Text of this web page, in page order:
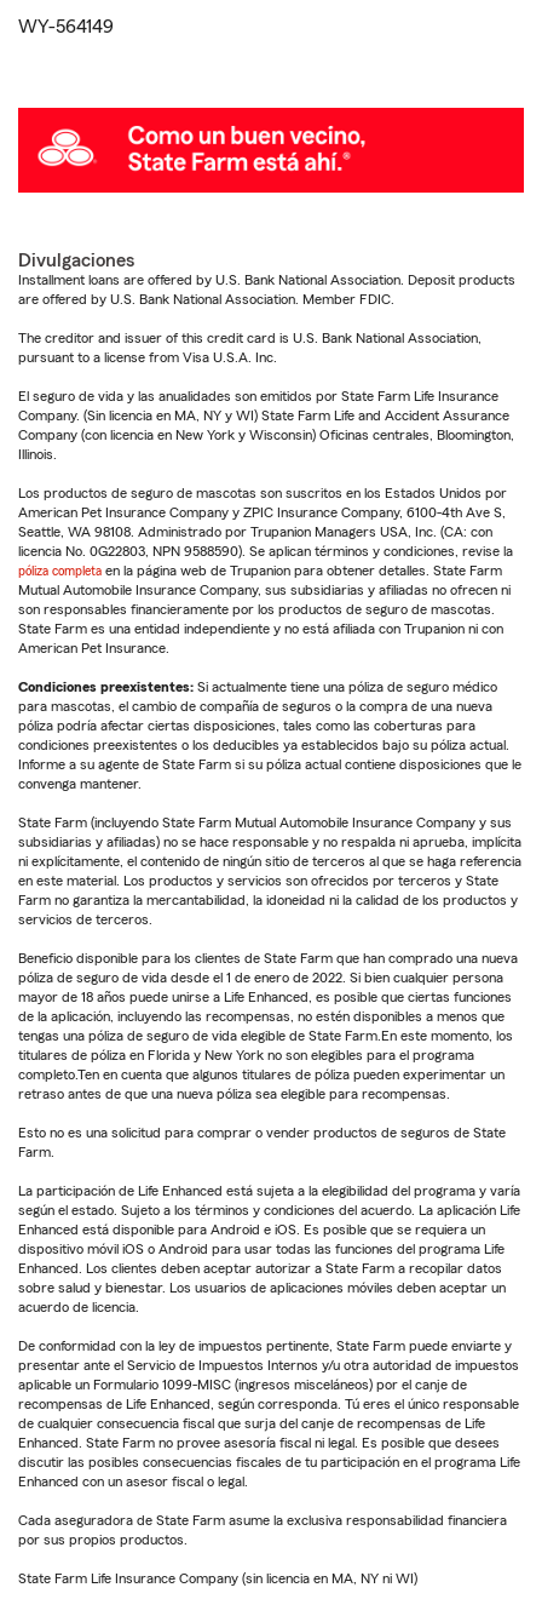
WY-564149
Divulgaciones
Installment loans are offered by U.S. Bank National Association. Deposit products
are offered by U.S. Bank National Association. Member FDIC.
The creditor and issuer of this credit card is U.S. Bank National Association,
pursuant to a license from Visa U.S.A. Inc.
El seguro de vida y las anualidades son emitidos por State Farm Life Insurance
Company. (Sin licencia en MA, NY y WI) State Farm Life and Accident Assurance
Company (con licencia en New York y Wisconsin) Oficinas centrales, Bloomington,
Illinois.
Los productos de seguro de mascotas son suscritos en los Estados Unidos por
American Pet Insurance Company y ZPIC Insurance Company, 6100-4th Ave S,
Seattle, WA 98108. Administrado por Trupanion Managers USA, Inc. (CA: con
licencia No. 0G22803, NPN 9588590). Se aplican términos y condiciones, revise la
póliza completa en la página web de Trupanion para obtener detalles. State Farm
Mutual Automobile Insurance Company, sus subsidiarias y afiliadas no ofrecen ni
son responsables financieramente por los productos de seguro de mascotas.
State Farm es una entidad independiente y no está afiliada con Trupanion ni con
American Pet Insurance.
Condiciones preexistentes: Si actualmente tiene una póliza de seguro médico
para mascotas, el cambio de compañía de seguros o la compra de una nueva
póliza podría afectar ciertas disposiciones, tales como las coberturas para
condiciones preexistentes o los deducibles ya establecidos bajo su póliza actual.
Informe a su agente de State Farm si su póliza actual contiene disposiciones que le
convenga mantener.
State Farm (incluyendo State Farm Mutual Automobile Insurance Company y sus
subsidiarias y afiliadas) no se hace responsable y no respalda ni aprueba, implícita
ni explícitamente, el contenido de ningún sitio de terceros al que se haga referencia
en este material. Los productos y servicios son ofrecidos por terceros y State
Farm no garantiza la mercantabilidad, la idoneidad ni la calidad de los productos y
servicios de terceros.
Beneficio disponible para los clientes de State Farm que han comprado una nueva
póliza de seguro de vida desde el 1 de enero de 2022. Si bien cualquier persona
mayor de 18 años puede unirse a Life Enhanced, es posible que ciertas funciones
de la aplicación, incluyendo las recompensas, no estén disponibles a menos que
tengas una póliza de seguro de vida elegible de State Farm.En este momento, los
titulares de póliza en Florida y New York no son elegibles para el programa
completo.Ten en cuenta que algunos titulares de póliza pueden experimentar un
retraso antes de que una nueva póliza sea elegible para recompensas.
Esto no es una solicitud para comprar o vender productos de seguros de State
Farm.
La participación de Life Enhanced está sujeta a la elegibilidad del programa y varía
según el estado. Sujeto a los términos y condiciones del acuerdo. La aplicación Life
Enhanced está disponible para Android e iOS. Es posible que se requiera un
dispositivo móvil iOS o Android para usar todas las funciones del programa Life
Enhanced. Los clientes deben aceptar autorizar a State Farm a recopilar datos
sobre salud y bienestar. Los usuarios de aplicaciones móviles deben aceptar un
acuerdo de licencia.
De conformidad con la ley de impuestos pertinente, State Farm puede enviarte y
presentar ante el Servicio de Impuestos Internos y/u otra autoridad de impuestos
aplicable un Formulario 1099-MISC (ingresos misceláneos) por el canje de
recompensas de Life Enhanced, según corresponda. Tú eres el único responsable
de cualquier consecuencia fiscal que surja del canje de recompensas de Life
Enhanced. State Farm no provee asesoría fiscal ni legal. Es posible que desees
discutir las posibles consecuencias fiscales de tu participación en el programa Life
Enhanced con un asesor fiscal o legal.
Cada aseguradora de State Farm asume la exclusiva responsabilidad financiera
por sus propios productos.
State Farm Life Insurance Company (sin licencia en MA, NY ni WI)